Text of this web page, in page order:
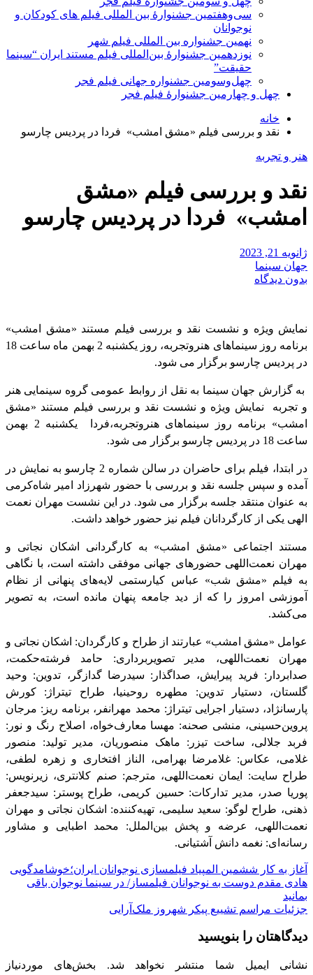
سی‌وهفتمین جشنوارۀ بین المللی فیلم های کودکان و
نوجوانان
نهمین جشنواره بین المللی فیلم شهر
نوزدهمین جشنوارۀ بین‌المللی فیلم مستند ایران “سینما
حقیقت”
چهل‌وسومین جشنواره جهانی فیلم فجر
چهل و چهارمین جشنوارۀ فیلم فجر
خانه
نقد و بررسی فیلم «مشق امشب» فردا در پردیس چارسو
هنر و تجربه
نقد و بررسی فیلم «مشق
امشب» فردا در پردیس چارسو
ژانویه 21, 2023
جهان سینما
بدون دیدگاه
نمایش ویژه و نشست نقد و بررسی فیلم مستند «مشق امشب»
برنامه روز سینماهای هنروتجربه، روز یکشنبه 2 بهمن ماه ساعت 18
در پردیس چارسو برگزار می شود.
به گزارش جهان سینما به نقل از روابط عمومی گروه سینمایی هنر
و تجربه نمایش ویژه و نشست نقد و بررسی فیلم مستند «مشق
امشب» برنامه روز سینماهای هنروتجربه،فردا یکشنبه 2 بهمن
ساعت 18 در پردیس چارسو برگزار می شود.
در ابتدا، فیلم برای حاضران در سالن شماره 2 چارسو به نمایش در
آمده و سپس جلسه نقد و بررسی با حضور شهرزاد امیر شاه‌کرمی
به عنوان منتقد جلسه برگزار می شود. در این نشست مهران نعمت
الهی یکی از کارگردانان فیلم نیز حضور خواهد داشت.
مستند اجتماعی «مشق امشب» به کارگردانی اشکان نجاتی و
مهران نعمت‌اللهی حضورهای جهانی موفقی داشته است، با نگاهی
به فیلم «مشق شب» عباس کیارستمی لایه‌های پنهانی از نظام
آموزشی امروز را که از دید جامعه پنهان مانده است، به تصویر
می‌کشد.
عوامل «مشق امشب» عبارتند از طراح و کارگردان: اشکان نجاتی و
مهران نعمت‌اللهی، مدیر تصویربرداری: حامد فرشته‌حکمت،
صدابردار: فرید پیرایش، صداگذار: سیدرضا گدازگر، تدوین: وحید
گلستان، دستیار تدوین: مطهره روحینیا، طراح تیتراژ: کورش
پارسانژاد، دستیار اجرایی تیتراژ: محمد مهرانفر، برنامه ریز: مرجان
پروین‌حسینی، منشی صحنه: مهسا معارف‌خواه، اصلاح رنگ و نور:
فربد جلالی، ساخت تیزر: ماهک منصوریان، مدیر تولید: منصور
غلامی، عکاس: غلامرضا بهرامی، الناز افتخاری و زهره لطفی،
طراح سایت: ایمان نعمت‌اللهی، مترجم: صنم کلانتری، زیرنویس:
پوریا صدر، مدیر تدارکات: حسین کریمی، طراح پوستر: سیدجعفر
ذهنی، طراح لوگو: سعید سلیمی، تهیه‌کننده: اشکان نجاتی و مهران
نعمت‌اللهی، عرضه و پخش بین‌الملل: محمد اطبایی و مشاور
رسانه‌ای: نغمه دانش آشتیانی.
راهبری
نوشته
آغاز به کار ششمین المپیاد فیلمسازی نوجوانان ایران؛خوشامدگویی
هادی مقدم دوست به نوجوانان فیلمساز/ در سینما نوجوان باقی
بمانید
جزئیات مراسم تشییع پیکر شهروز ملک‌آرایی
دیدگاهتان را بنویسید
نشانی ایمیل شما منتشر نخواهد شد.
بخش‌های موردنیاز